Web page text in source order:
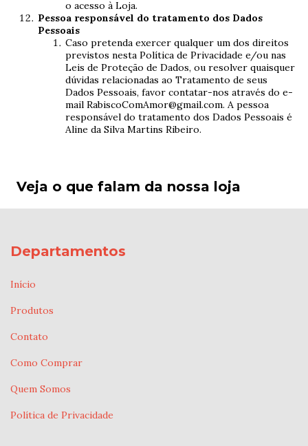
o acesso à Loja.
Pessoa responsável do tratamento dos Dados
Pessoais
Caso pretenda exercer qualquer um dos direitos
previstos nesta Política de Privacidade e/ou nas
Leis de Proteção de Dados, ou resolver quaisquer
dúvidas relacionadas ao Tratamento de seus
Dados Pessoais, favor contatar-nos através do e-
mail RabiscoComAmor@gmail.com. A pessoa
responsável do tratamento dos Dados Pessoais é
Aline da Silva Martins Ribeiro.
Veja o que falam da nossa loja
Departamentos
Início
Produtos
Contato
Como Comprar
Quem Somos
Política de Privacidade